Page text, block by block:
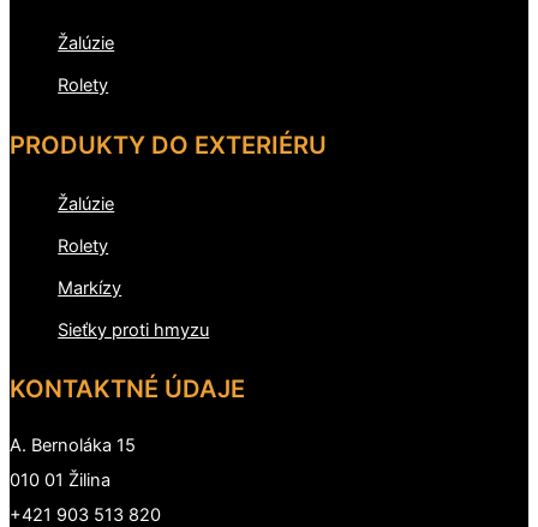
Žalúzie
Rolety
PRODUKTY DO EXTERIÉRU
Žalúzie
Rolety
Markízy
Sieťky proti hmyzu
KONTAKTNÉ ÚDAJE
A. Bernoláka 15
010 01 Žilina
+421 903 513 820